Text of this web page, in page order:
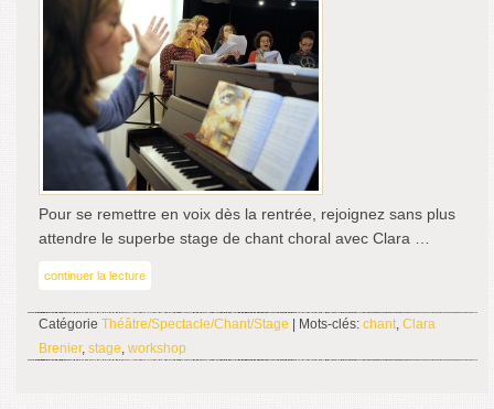
Pour se remettre en voix dès la rentrée, rejoignez sans plus
attendre le superbe stage de chant choral avec Clara …
continuer la lecture
Catégorie Théâtre/Spectacle/Chant/Stage | Mots-clés: chant, Clara
Brenier, stage, workshop